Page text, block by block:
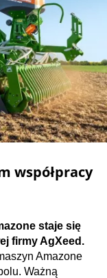
współpracy
staje się
firmy AgXeed.
Amazone
Ważną